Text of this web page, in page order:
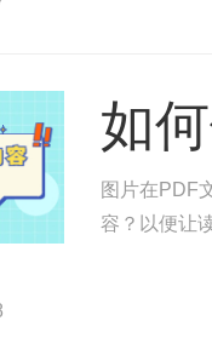
如
图片在PDF
容？以便让